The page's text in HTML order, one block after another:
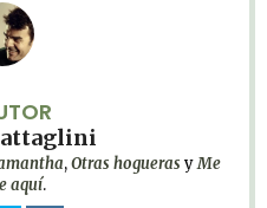
,Otras hogueras yMe
aquí.